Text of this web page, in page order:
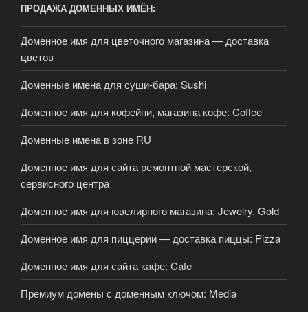
ПРОДАЖА ДОМЕННЫХ ИМЁН:
Доменное имя для цветочного магазина — доставка
цветов
Доменные имена для суши-бара: Sushi
Доменное имя для кофейни, магазина кофе: Coffee
Доменные имена в зоне RU
Доменное имя для сайта ремонтной мастерской,
сервисного центра
Доменное имя для ювелирного магазина: Jewelry, Gold
Доменное имя для пиццерии — доставка пиццы: Pizza
Доменное имя для сайта кафе: Cafe
Премиум домены с доменным ключом: Media